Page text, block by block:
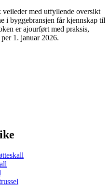
med utfyllende oversikt
i byggebransjen får kjennskap til
er ajourført med praksis,
1. januar 2026.